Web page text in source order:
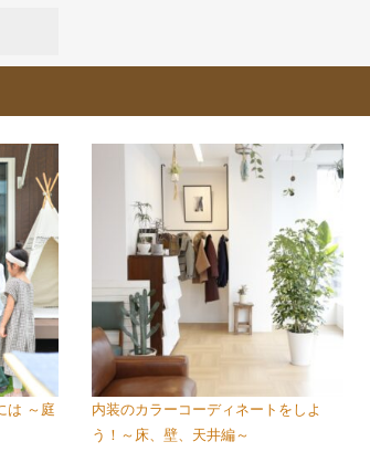
は ～庭
内装のカラーコーディネートをしよ
う！～床、壁、天井編～